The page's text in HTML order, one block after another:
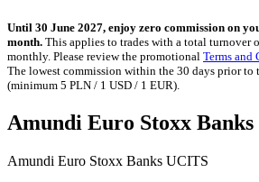
Until 30 June 2027, enjoy zero commission on
month. This applies to trades with a total turnover
monthly. Please review the promotional Terms and
The lowest commission within the 30 days prior to
(minimum 5 PLN / 1 USD / 1 EUR).
Amundi Euro Stoxx
Amundi Euro Stoxx Banks UCITS